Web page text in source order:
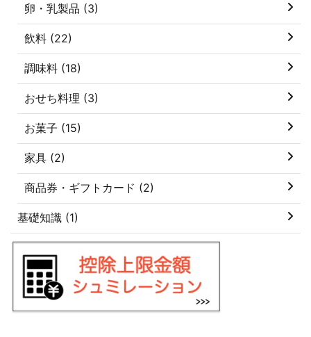
卵・乳製品 (3)
飲料 (22)
調味料 (18)
おせち料理 (3)
お菓子 (15)
家具 (2)
商品券・ギフトカード (2)
基礎知識 (1)